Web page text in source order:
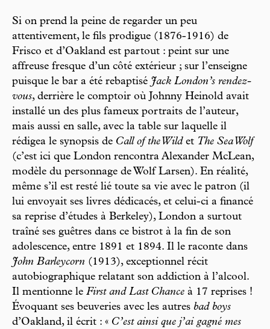
Si on prend la peine de regarder un peu
attentivement, le fils prodigue (1876-1916) de
Frisco et d’Oakland est partout : peint sur une
affreuse fresque d’un côté extérieur ; sur l’enseigne
puisque le bar a été rebaptisé Jack London’s rendez-
vous, derrière le comptoir où Johnny Heinold avait
installé un des plus fameux portraits de l’auteur,
mais aussi en salle, avec la table sur laquelle il
rédigea le synopsis de Call of the Wildet The Sea Wolf
(c’est ici que London rencontra Alexander McLean,
modèle du personnage de Wolf Larsen). En réalité,
même s’il est resté lié toute sa vie avec le patron (il
lui envoyait ses livres dédicacés, et celui-ci a financé
sa reprise d’études à Berkeley), London a surtout
traîné ses guêtres dans ce bistrot à la fin de son
adolescence, entre 1891 et 1894. Il le raconte dans
John Barleycorn (1913), exceptionnel récit
autobiographique relatant son addiction à l’alcool.
Il mentionne le First and Last Chance à 17 reprises !
Évoquant ses beuveries avec les autres bad boys
d’Oakland, il écrit : « C’est ainsi que j’ai gagné mes